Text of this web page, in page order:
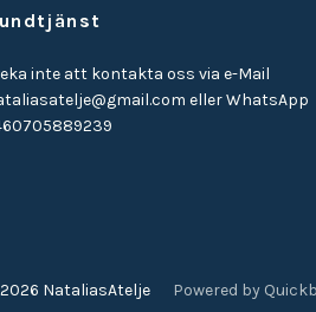
inte att kontakta oss via e-Mail
eller WhatsApp
NataliasAtelje Powered by